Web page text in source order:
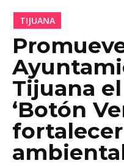
TIJUANA
Tijuana
‘Botón